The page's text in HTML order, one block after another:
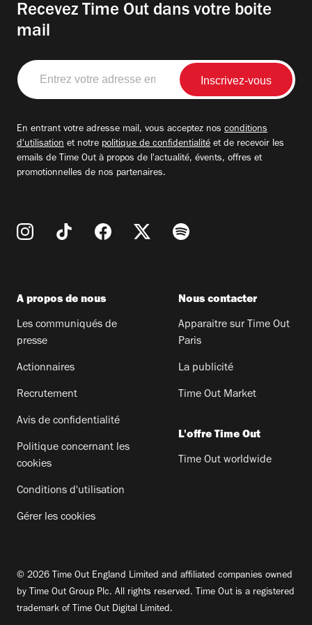
Recevez Time Out dans votre boite
mail
Entrez
votre
adresse
En entrant votre adresse mail, vous acceptez nos conditions
d'utilisation et notre politique de confidentialité et de recevoir les
emails de Time Out à propos de l'actualité, évents, offres et
promotionnelles de nos partenaires.
A propos de nous
Les communiqués de
presse
Actionnaires
Recrutement
Avis de confidentialité
Politique concernant les
cookies
Conditions d'utilisation
Gérer les cookies
Nous contacter
Apparaitre sur Time Out
Paris
La publicité
Time Out Market
L'offre Time Out
Time Out worldwide
© 2026 Time Out England Limited and affiliated companies owned
by Time Out Group Plc. All rights reserved. Time Out is a registered
trademark of Time Out Digital Limited.